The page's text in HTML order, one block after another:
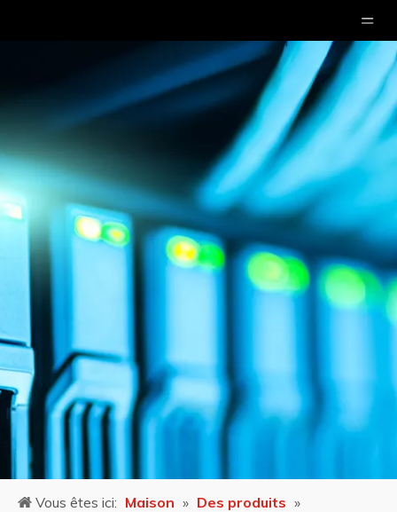
Vous êtes ici: Maison » Des produits »